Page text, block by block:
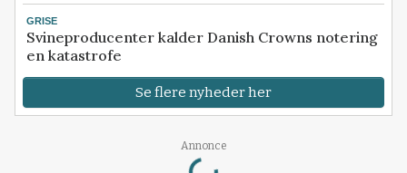
GRISE
Svineproducenter kalder Danish Crowns notering
en katastrofe
Se flere nyheder her
Annonce
Loading...